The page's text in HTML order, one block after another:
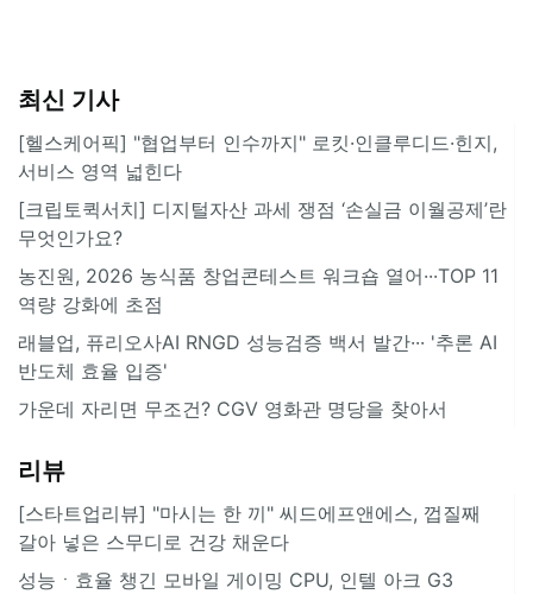
최신 기사
[헬스케어픽] "협업부터 인수까지" 로킷·인클루디드·힌지,
서비스 영역 넓힌다
[크립토퀵서치] 디지털자산 과세 쟁점 ‘손실금 이월공제’란
무엇인가요?
농진원, 2026 농식품 창업콘테스트 워크숍 열어···TOP 11
역량 강화에 초점
래블업, 퓨리오사AI RNGD 성능검증 백서 발간··· '추론 AI
반도체 효율 입증'
가운데 자리면 무조건? CGV 영화관 명당을 찾아서
리뷰
[스타트업리뷰] "마시는 한 끼" 씨드에프앤에스, 껍질째
갈아 넣은 스무디로 건강 채운다
성능ㆍ효율 챙긴 모바일 게이밍 CPU, 인텔 아크 G3